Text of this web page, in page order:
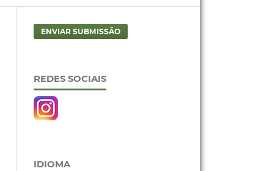
ENVIAR SUBMISSÃO
REDES SOCIAIS
IDIOMA